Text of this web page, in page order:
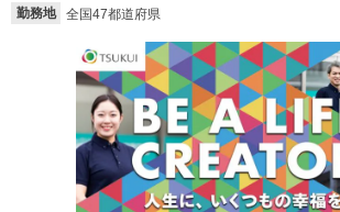
勤務地
全国47都道府県